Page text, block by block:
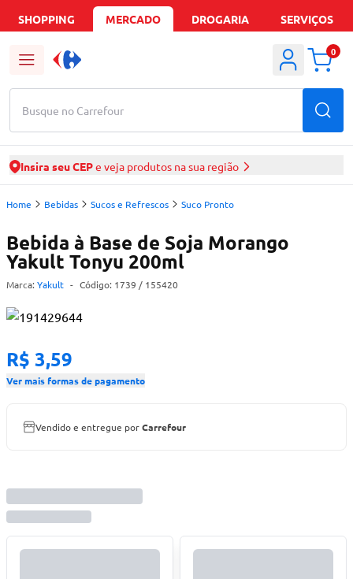
SHOPPING MERCADO DROGARIA SERVIÇOS
Busque no Carrefour
0
Insira seu CEPe veja produtos na sua região
Home Bebidas Sucos e Refrescos Suco Pronto
Bebida à Base de Soja Morango
Yakult Tonyu 200ml
Marca: Yakult - Código: 1739 / 155420
R$ 3,59
Ver mais formas de pagamento
Vendido e entregue porCarrefour